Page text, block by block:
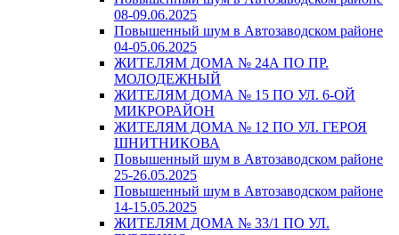
08-09.06.2025
Повышенный шум в Автозаводском районе
04-05.06.2025
ЖИТЕЛЯМ ДОМА № 24А ПО ПР.
МОЛОДЕЖНЫЙ
ЖИТЕЛЯМ ДОМА № 15 ПО УЛ. 6-ОЙ
МИКРОРАЙОН
ЖИТЕЛЯМ ДОМА № 12 ПО УЛ. ГЕРОЯ
ШНИТНИКОВА
Повышенный шум в Автозаводском районе
25-26.05.2025
Повышенный шум в Автозаводском районе
14-15.05.2025
ЖИТЕЛЯМ ДОМА № 33/1 ПО УЛ.